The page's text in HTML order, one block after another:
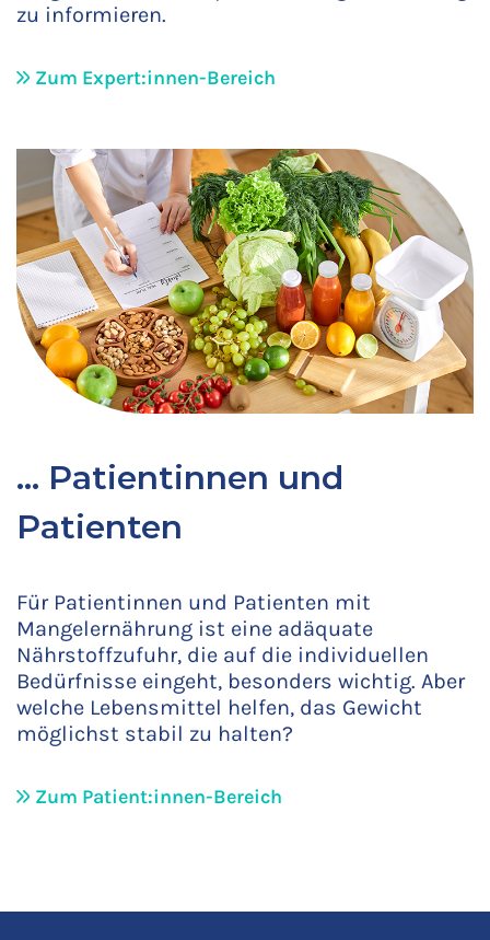
zu informieren.
Zum Expert:innen-Bereich
… Patientinnen und
Patienten
Für Patientinnen und Patienten mit
Mangelernährung ist eine adäquate
Nährstoffzufuhr, die auf die individuellen
Bedürfnisse eingeht, besonders wichtig. Aber
welche Lebensmittel helfen, das Gewicht
möglichst stabil zu halten?
Zum Patient:innen-Bereich